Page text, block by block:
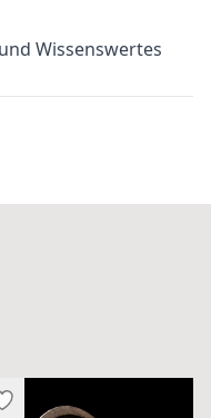
Wissenswertes